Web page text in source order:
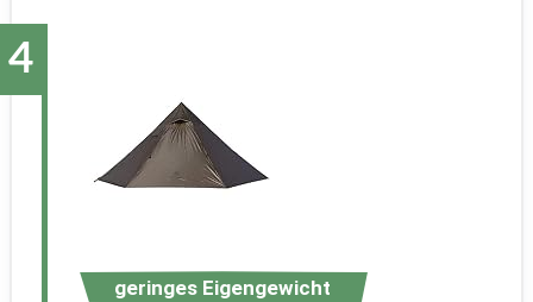
geringes Eigengewicht